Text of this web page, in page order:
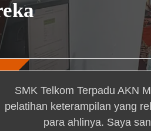
SMK Telkom Terpadu AKN
pelatihan keterampilan yang
para ahlinya. Saya